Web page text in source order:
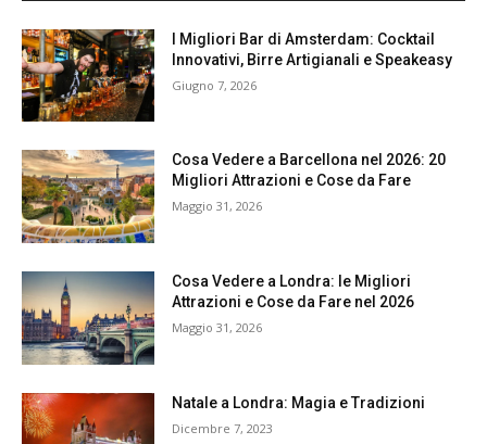
I Migliori Bar di Amsterdam: Cocktail
Innovativi, Birre Artigianali e Speakeasy
Giugno 7, 2026
Cosa Vedere a Barcellona nel 2026: 20
Migliori Attrazioni e Cose da Fare
Maggio 31, 2026
Cosa Vedere a Londra: le Migliori
Attrazioni e Cose da Fare nel 2026
Maggio 31, 2026
Natale a Londra: Magia e Tradizioni
Dicembre 7, 2023